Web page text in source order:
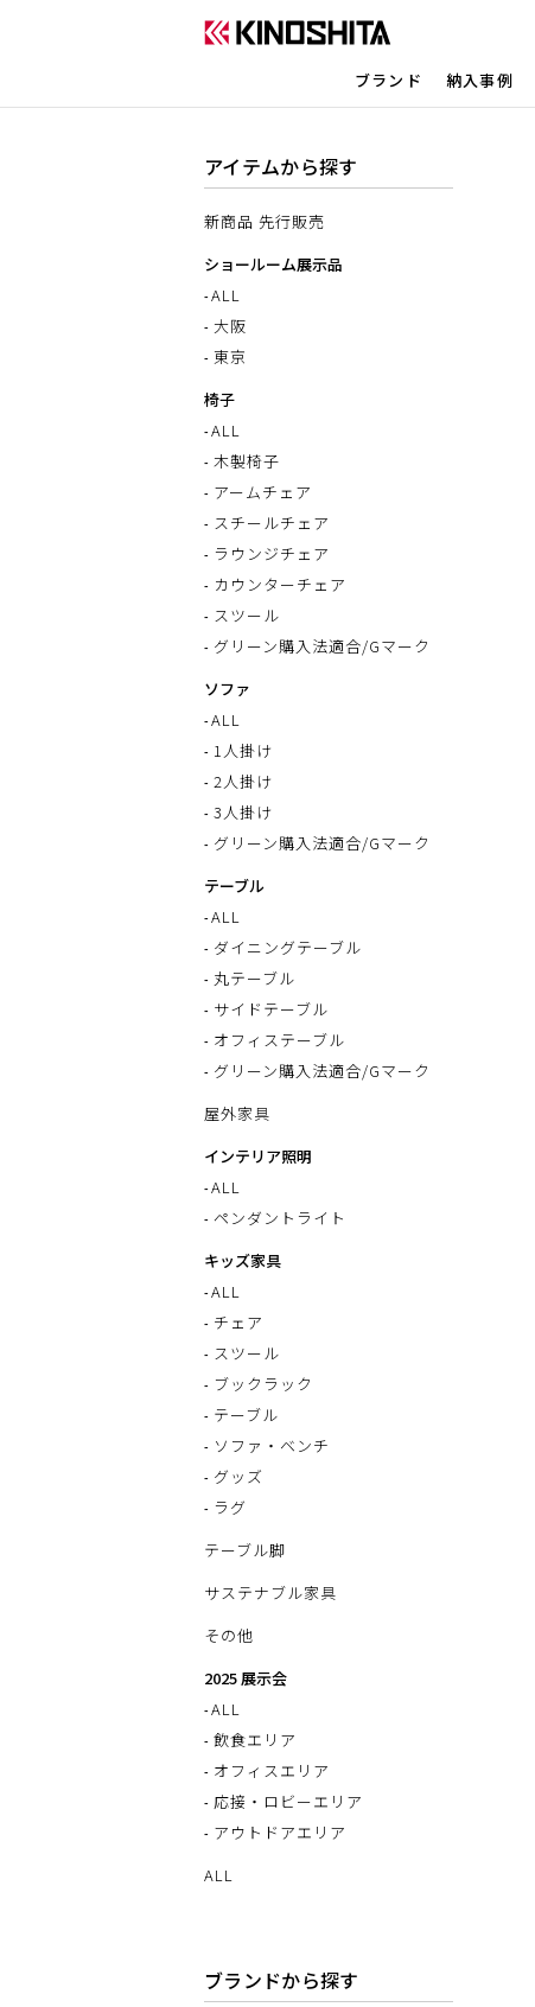
ブランド 納入事例
アイテムから探す
新商品 先行販売
ショールーム展示品
ALL
大阪
東京
椅子
ALL
木製椅子
アームチェア
スチールチェア
ラウンジチェア
カウンターチェア
スツール
グリーン購入法適合/Gマーク
ソファ
ALL
1人掛け
2人掛け
3人掛け
グリーン購入法適合/Gマーク
テーブル
ALL
ダイニングテーブル
丸テーブル
サイドテーブル
オフィステーブル
グリーン購入法適合/Gマーク
屋外家具
インテリア照明
ALL
ペンダントライト
キッズ家具
ALL
チェア
スツール
ブックラック
テーブル
ソファ・ベンチ
グッズ
ラグ
テーブル脚
サステナブル家具
その他
2025 展示会
ALL
飲食エリア
オフィスエリア
応接・ロビーエリア
アウトドアエリア
ALL
ブランドから探す